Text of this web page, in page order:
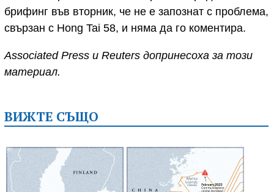
брифинг във вторник, че не е запознат с проблема,
свързан с Hong Tai 58, и няма да го коментира.
Associated Press и Reuters допринесоха за този
материал.
ВИЖТЕ СЪЩО